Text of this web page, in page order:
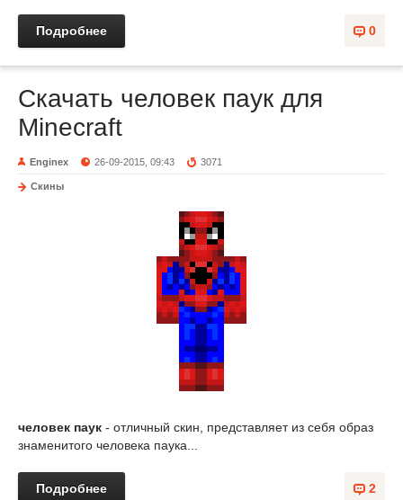
0
Подробнее
Скачать человек паук для
Minecraft
Enginex 26-09-2015, 09:43 3071
Скины
человек паук - отличный скин, представляет из себя образ
знаменитого человека паука...
2
Подробнее